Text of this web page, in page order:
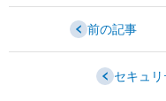
前の記事
セキュ